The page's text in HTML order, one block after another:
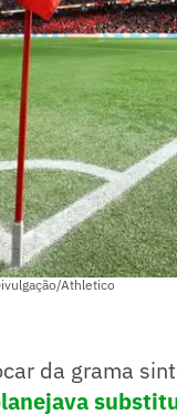
Athletico
da grama